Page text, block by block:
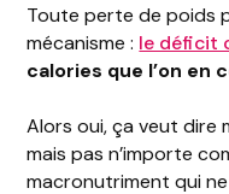
Toute perte de poids
mécanisme : le déficit
calories que l’on en
Alors oui, ça veut dire
mais pas n’importe
macronutriment qui